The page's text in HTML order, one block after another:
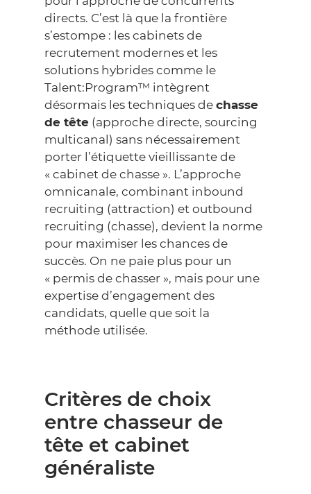
directs. C’est là que la frontière
s’estompe : les cabinets de
recrutement modernes et les
solutions hybrides comme le
Talent:Program™ intègrent
désormais les techniques de chasse
de tête (approche directe, sourcing
multicanal) sans nécessairement
porter l’étiquette vieillissante de
« cabinet de chasse ». L’approche
omnicanale, combinant inbound
recruiting (attraction) et outbound
recruiting (chasse), devient la norme
pour maximiser les chances de
succès. On ne paie plus pour un
« permis de chasser », mais pour une
expertise d’engagement des
candidats, quelle que soit la
méthode utilisée.
Critères de choix
entre chasseur de
tête et cabinet
généraliste